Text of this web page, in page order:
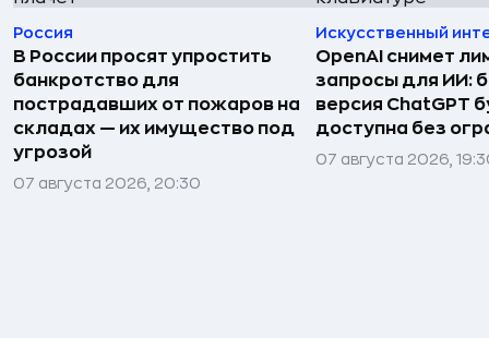
Россия
В России просят упростить
банкротство для
пострадавших от пожаров на
складах — их имущество под
угрозой
07 августа 2026, 20:30
Искусственный
OpenAI снимет
запросы для ИИ:
версия ChatGPT
доступна без
07 августа 2026,